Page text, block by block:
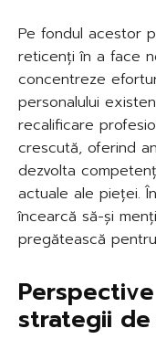
Pe fondul acestor
reticenți în a face
concentreze
personalului
recalificare
crescută, oferind
dezvolta
actuale ale pieței.
încearcă să-și
pregătească
strategii